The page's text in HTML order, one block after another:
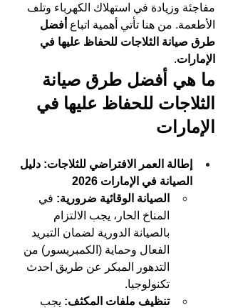
مفاجئة وزيادة في استهلاك الكهرباء وتلف
الأطعمة. من هنا تأتي أهمية اتباع أفضل
طرق صيانة الثلاجات للحفاظ عليها في
الإمارات.
ما هي أفضل طرق صيانة
الثلاجات للحفاظ عليها في
الإمارات
إطالة العمر الافتراضي للثلاجات: دليل
الصيانة في الإمارات 2026
الصيانة الوقائية ضرورية: في
المناخ الحار، يجب الالتزام
بالصيانة الدورية لضمان التبريد
الفعال وحماية (الكمبريسور) من
التدهور المبكر عن طريق احدث
تكنولوجيا.
تنظيف ملفات المكثف: يجب